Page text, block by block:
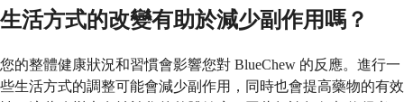
生活方式的改變有助於減少副作用嗎？
您的整體健康狀況和習慣會影響您對 BlueChew 的反應。進行一
些生活方式的調整可能會減少副作用，同時也會提高藥物的有效